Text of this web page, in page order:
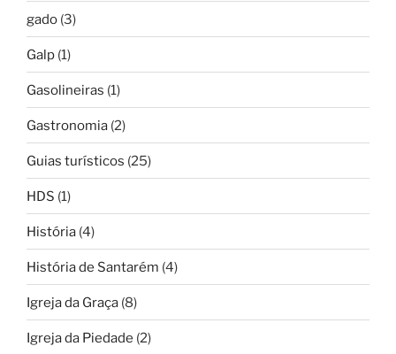
gado (3)
Galp (1)
Gasolineiras (1)
Gastronomia (2)
Guias turísticos (25)
HDS (1)
História (4)
História de Santarém (4)
Igreja da Graça (8)
Igreja da Piedade (2)